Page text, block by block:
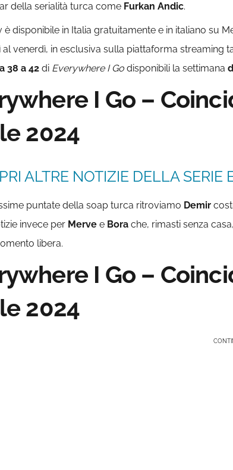
della serialità turca come Furkan Andic.
è disponibile in Italia gratuitamente e in italiano su
al venerdì, in esclusiva sulla piattaforma streaming
38 a 42 di Everywhere I Go disponibili la settimana
I Go –
2024
ALTRE NOTIZIE DELLA SERIE
puntate della soap turca ritroviamo Demir
invece per Merve e Bora che, rimasti senza
libera.
I Go –
2024